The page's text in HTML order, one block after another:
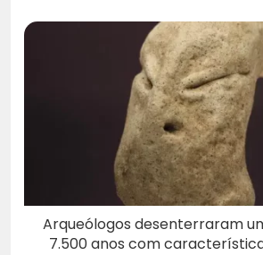
Arqueólogos desenterraram
7.500 anos com